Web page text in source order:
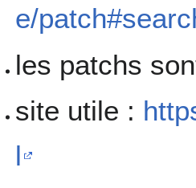
e/
les patchs
site utile :
l